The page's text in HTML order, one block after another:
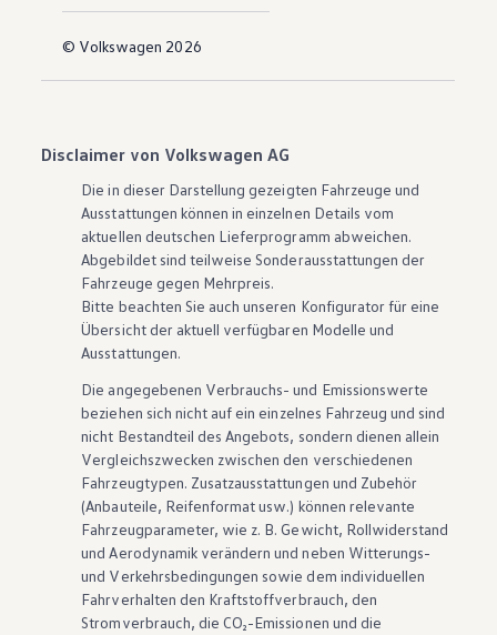
© Volkswagen 2026
Disclaimer von Volkswagen AG
Die in dieser Darstellung gezeigten Fahrzeuge und
Ausstattungen können in einzelnen Details vom
aktuellen deutschen Lieferprogramm abweichen.
Abgebildet sind teilweise Sonderausstattungen der
Fahrzeuge gegen Mehrpreis.
Bitte beachten Sie auch unseren Konfigurator für eine
Übersicht der aktuell verfügbaren Modelle und
Ausstattungen.
Die angegebenen Verbrauchs- und Emissionswerte
beziehen sich nicht auf ein einzelnes Fahrzeug und sind
nicht Bestandteil des Angebots, sondern dienen allein
Vergleichszwecken zwischen den verschiedenen
Fahrzeugtypen. Zusatzausstattungen und Zubehör
(Anbauteile, Reifenformat usw.) können relevante
Fahrzeugparameter, wie z. B. Gewicht, Rollwiderstand
und Aerodynamik verändern und neben Witterungs-
und Verkehrsbedingungen sowie dem individuellen
Fahrverhalten den Kraftstoffverbrauch, den
Stromverbrauch, die CO₂-Emissionen und die